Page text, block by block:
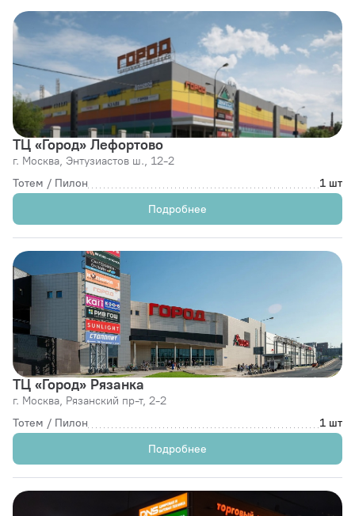
ТЦ «Город» Лефортово
г. Москва, Энтузиастов ш., 12-2
Тотем / Пилон
1 шт
Подробнее
ТЦ «Город» Рязанка
г. Москва, Рязанский пр-т, 2-2
Тотем / Пилон
1 шт
Подробнее